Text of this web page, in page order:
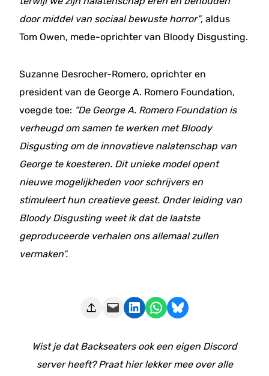
door middel van sociaal bewuste horror”, aldus
Tom Owen, mede-oprichter van Bloody Disgusting.
Suzanne Desrocher-Romero, oprichter en
president van de George A. Romero Foundation,
voegde toe: “De George A. Romero Foundation is
verheugd om samen te werken met Bloody
Disgusting om de innovatieve nalatenschap van
George te koesteren. Dit unieke model opent
nieuwe mogelijkheden voor schrijvers en
stimuleert hun creatieve geest. Onder leiding van
Bloody Disgusting weet ik dat de laatste
geproduceerde verhalen ons allemaal zullen
vermaken”.
Deze pagina e-mailen Delen op LinkedIn Delen via WhatsApp Share on Bluesky
Wist je dat Backseaters ook een eigen Discord
server heeft? Praat hier lekker mee over alle